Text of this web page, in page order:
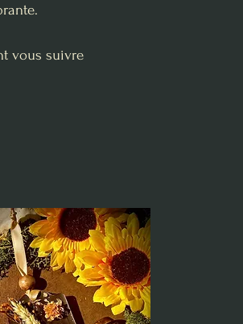
vous suivre